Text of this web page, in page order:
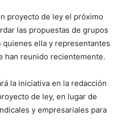
proyecto de ley el próximo
las propuestas de grupos
ella y representantes
han reunido recientemente.
la iniciativa en la redacción
de ley, en lugar de
y empresariales para